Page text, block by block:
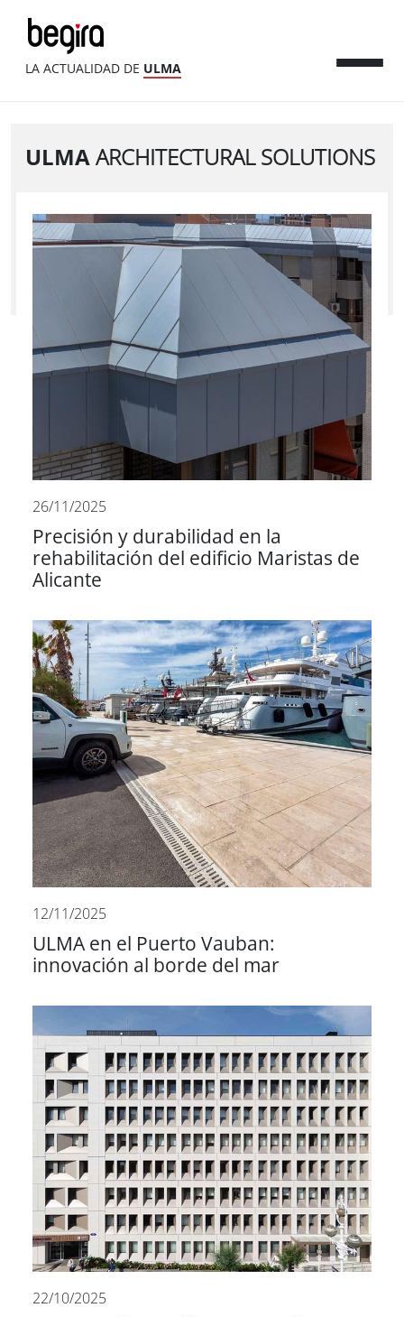
LA ACTUALIDAD DE ULMA
ULMA ARCHITECTURAL SOLUTIONS
26/11/2025
Precisión y durabilidad en la
rehabilitación del edificio Maristas de
Alicante
12/11/2025
ULMA en el Puerto Vauban:
innovación al borde del mar
22/10/2025